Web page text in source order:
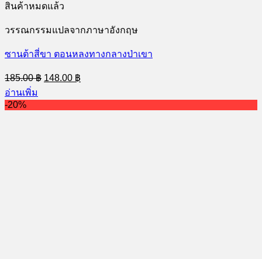
สินค้าหมดแล้ว
วรรณกรรมแปลจากภาษาอังกฤษ
ซานต้าสี่ขา ตอนหลงทางกลางป่าเขา
185.00฿ Original
price
185.00 ฿.
148.00 ฿
price
148.00 ฿.
อ่านเพิ่ม
-20%